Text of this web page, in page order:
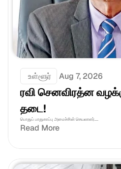
உள்ளூர் Aug 7, 2026
ரவி செனவிரத்ன
தடை!
பொதுப் பாதுகாப்பு அமைச்சின் செயலாளர்....
Read More